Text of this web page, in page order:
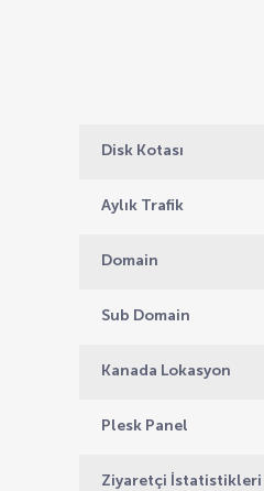
Disk Kotası
Aylık Trafik
Domain
Sub Domain
Kanada Lokasyon
Plesk Panel
Ziyaretçi İstatistikleri